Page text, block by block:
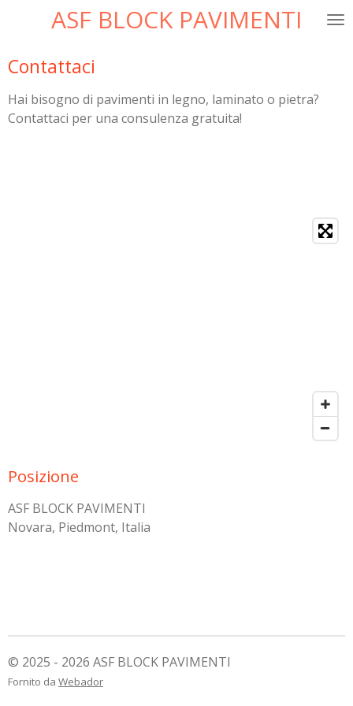
principale
ASF BLOCK PAVIMENTI
Contattaci
Hai bisogno di pavimenti in legno, laminato o pietra?
Contattaci per una consulenza gratuita!
Posizione
ASF BLOCK PAVIMENTI
Novara, Piedmont, Italia
© 2025 - 2026 ASF BLOCK PAVIMENTI
Fornito da Webador